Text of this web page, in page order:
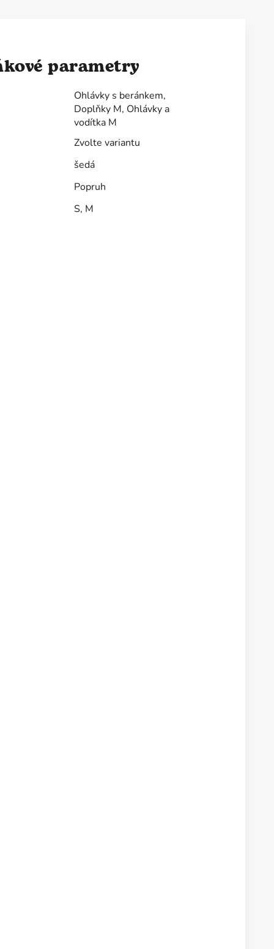
parametry
Ohlávky s beránkem,
Doplňky M, Ohlávky a
vodítka M
Zvolte variantu
šedá
Popruh
S, M